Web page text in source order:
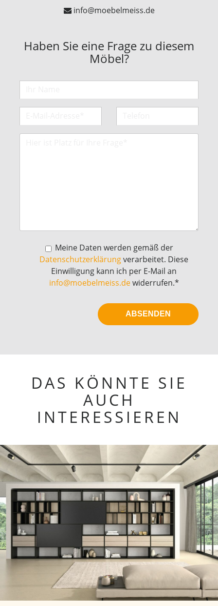
info@moebelmeiss.de
Haben Sie eine Frage zu diesem
Möbel?
Meine Daten werden gemäß der
Datenschutzerklärungverarbeitet. Diese
Einwilligung kann ich per E-Mail an
info@moebelmeiss.dewiderrufen.*
DAS KÖNNTE SIE
AUCH
INTERESSIEREN